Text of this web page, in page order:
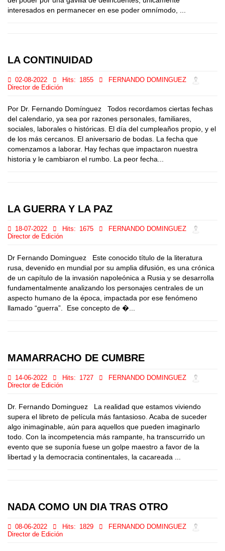
interesados en permanecer en ese poder omnímodo, ...
LA CONTINUIDAD
02-08-2022 Hits: 1855
FERNANDO DOMINGUEZ
Director de Edición
Por Dr. Fernando Domínguez Todos recordamos ciertas fechas
del calendario, ya sea por razones personales, familiares,
sociales, laborales o históricas. El día del cumpleaños propio, y el
de los más cercanos. El aniversario de bodas. La fecha que
comenzamos a laborar. Hay fechas que impactaron nuestra
historia y le cambiaron el rumbo. La peor fecha...
LA GUERRA Y LA PAZ
18-07-2022 Hits: 1675
FERNANDO DOMINGUEZ
Director de Edición
Dr Fernando Dominguez Este conocido título de la literatura
rusa, devenido en mundial por su amplia difusión, es una crónica
de un capítulo de la invasión napoleónica a Rusia y se desarrolla
fundamentalmente analizando los personajes centrales de un
aspecto humano de la época, impactada por ese fenómeno
llamado “guerra”. Ese concepto de �...
MAMARRACHO DE CUMBRE
14-06-2022 Hits: 1727
FERNANDO DOMINGUEZ
Director de Edición
Dr. Fernando Dominguez La realidad que estamos viviendo
supera el libreto de película más fantasioso. Acaba de suceder
algo inimaginable, aún para aquellos que pueden imaginarlo
todo. Con la incompetencia más rampante, ha transcurrido un
evento que se suponía fuese un golpe maestro a favor de la
libertad y la democracia continentales, la cacareada ...
NADA COMO UN DIA TRAS OTRO
08-06-2022 Hits: 1829
FERNANDO DOMINGUEZ
Director de Edición